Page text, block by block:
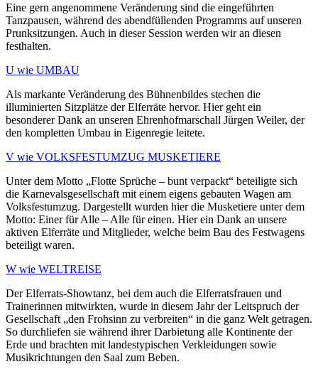
Eine gern angenommene Veränderung sind die eingeführten
Tanzpausen, während des abendfüllenden Programms auf unseren
Prunksitzungen. Auch in dieser Session werden wir an diesen
festhalten.
U wie UMBAU
Als markante Veränderung des Bühnenbildes stechen die
illuminierten Sitzplätze der Elferräte hervor. Hier geht ein
besonderer Dank an unseren Ehrenhofmarschall Jürgen Weiler, der
den kompletten Umbau in Eigenregie leitete.
V wie VOLKSFESTUMZUG MUSKETIERE
Unter dem Motto „Flotte Sprüche – bunt verpackt“ beteiligte sich
die Karnevalsgesellschaft mit einem eigens gebauten Wagen am
Volksfestumzug. Dargestellt wurden hier die Musketiere unter dem
Motto: Einer für Alle – Alle für einen. Hier ein Dank an unsere
aktiven Elferräte und Mitglieder, welche beim Bau des Festwagens
beteiligt waren.
W wie WELTREISE
Der Elferrats-Showtanz, bei dem auch die Elferratsfrauen und
Trainerinnen mitwirkten, wurde in diesem Jahr der Leitspruch der
Gesellschaft „den Frohsinn zu verbreiten“ in die ganz Welt getragen.
So durchliefen sie während ihrer Darbietung alle Kontinente der
Erde und brachten mit landestypischen Verkleidungen sowie
Musikrichtungen den Saal zum Beben.